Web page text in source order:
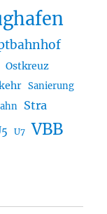
Ostkreuz
Sanierung
Stra
U7 VBB